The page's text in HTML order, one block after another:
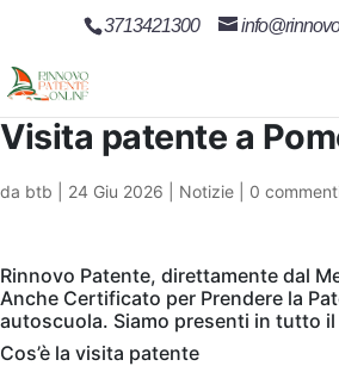
3713421300
Visita patente a
da btb 24 Giu 2026 Notizie 0
Rinnovo Patente, direttamente dal
Anche Certificato per Prendere la
autoscuola. Siamo presenti in tutto il
Cos’è la visita patente